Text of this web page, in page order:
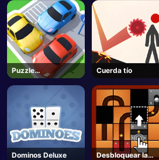
Puzzle
Aparcamiento 3d
Cuerda tío
Dominos Deluxe
Desbloquear la